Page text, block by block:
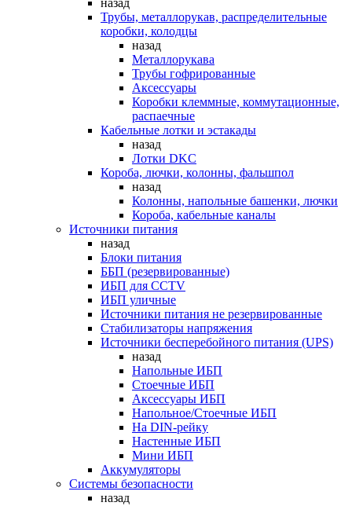
назад
Трубы, металлорукав, распределительные
коробки, колодцы
назад
Металлорукава
Трубы гофрированные
Аксессуары
Коробки клеммные, коммутационные,
распаечные
Кабельные лотки и эстакады
назад
Лотки DKC
Короба, лючки, колонны, фальшпол
назад
Колонны, напольные башенки, лючки
Короба, кабельные каналы
Источники питания
назад
Блоки питания
ББП (резервированные)
ИБП для CCTV
ИБП уличные
Источники питания не резервированные
Стабилизаторы напряжения
Источники бесперебойного питания (UPS)
назад
Напольные ИБП
Стоечные ИБП
Аксессуары ИБП
Напольное/Стоечные ИБП
На DIN-рейку
Настенные ИБП
Мини ИБП
Аккумуляторы
Системы безопасности
назад